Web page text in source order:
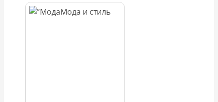
Мода и стиль